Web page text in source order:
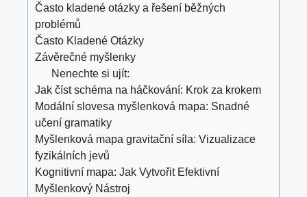
Často ‌kladené otázky a řešení‍ běžných
problémů
Často Kladené Otázky
Závěrečné myšlenky
Nenechte si ujít:
Jak číst schéma na háčkování: Krok za krokem
Modální slovesa myšlenková mapa: Snadné
učení gramatiky
Myšlenková mapa gravitační síla: Vizualizace
fyzikálních jevů
Kognitivní mapa: Jak Vytvořit Efektivní
Myšlenkový Nástroj